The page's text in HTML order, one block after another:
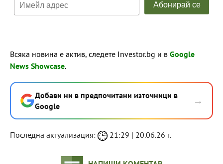
Всяка новина е актив, следете Investor.bg и в Google
News Showcase.
Добави ни в предпочитани източници в
Google
→
Последна актуализация: 21:29 | 20.06.26 г.